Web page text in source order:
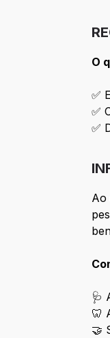
O
✅
✅
✅
Ao
🩺
🦷
🤝